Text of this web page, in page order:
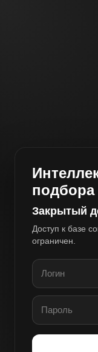
подбора
Закрытый
Доступ к базе
ограничен.